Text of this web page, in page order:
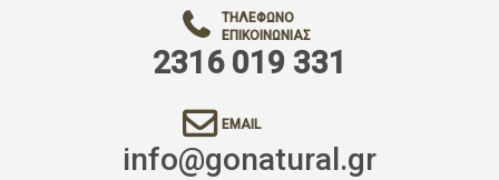
ΤΗΛΈΦΩΝΟ
ΕΠΙΚΟΙΝΩΝΊΑΣ
2316 019 331
EMAIL
info@gonatural.gr